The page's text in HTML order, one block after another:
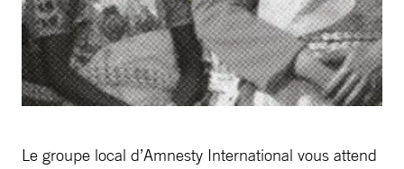
Le groupe local d’Amnesty International vous attend